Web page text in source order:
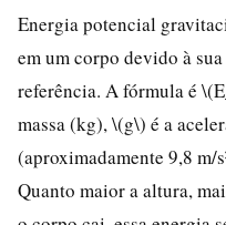
Energia potencial
em um corpo devido à
referência. A fórmula é
massa (kg), \(g\) é a
(aproximadamente 9,8 m/
Quanto maior a altura,